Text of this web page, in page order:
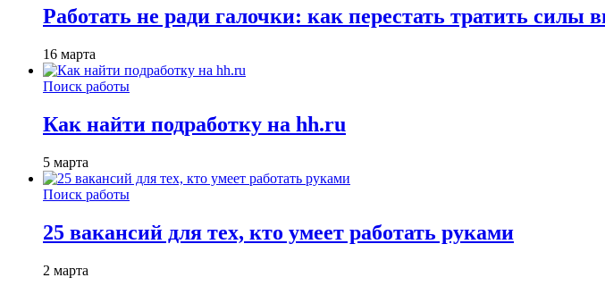
Работать не ради галочки: как перестать тратить силы
16 марта
Поиск работы
Как найти подработку на hh.ru
5 марта
Поиск работы
25 вакансий для тех, кто умеет работать руками
2 марта